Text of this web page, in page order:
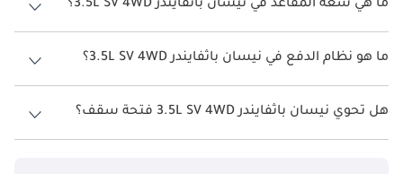
ما هي سعة المقاعد في نيسان باثفايندر 3.5L SV 4WD؟
تتسع نيسان باثفايندر 3.5L SV 4WD لأ 7 أشخاص.
ما هو نظام الدفع في نيسان باثفايندر 3.5L SV 4WD؟
نظام الدفع في نيسان باثفايندر Four Wheel Drive 3.5L SV 4WD.
هل تحوي نيسان باثفايندر 3.5L SV 4WD فتحة سقف؟
نعم توفر نيسان باثفايندر 3.5L SV 4WD فتحة السقف كخيار.